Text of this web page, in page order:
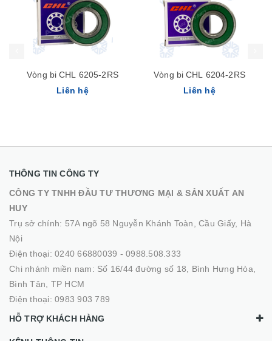
Vòng bi CHL 6205-2RS
Liên hệ
Vòng bi CHL 6204-2RS
Liên hệ
THÔNG TIN CÔNG TY
CÔNG TY TNHH ĐẦU TƯ THƯƠNG MẠI & SẢN XUẤT AN
HUY
Trụ sở chính: 57A ngõ 58 Nguyễn Khánh Toàn, Cầu Giấy, Hà
Nội
Điện thoại: 0240 66880039 - 0988.508.333
Chi nhánh miền nam: Số 16/44 đường số 18, Bình Hưng Hòa,
Bình Tân, TP HCM
Điện thoại: 0983 903 789
HỖ TRỢ KHÁCH HÀNG